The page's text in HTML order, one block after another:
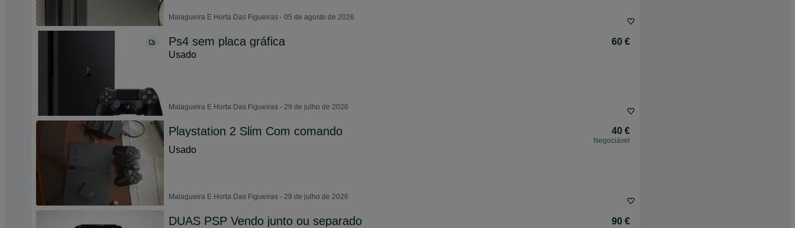
Malagueira E Horta Das Figueiras - 05 de agosto de 2026
Ps4 sem placa gráfica
60 €
Usado
Malagueira E Horta Das Figueiras - 29 de julho de 2026
Playstation 2 Slim Com comando 40 €
Negociável
Usado
Malagueira E Horta Das Figueiras - 29 de julho de 2026
DUAS PSP Vendo junto ou separado
90 €